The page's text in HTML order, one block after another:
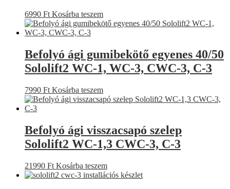
6990 Ft Kosárba teszem
Befolyó ági gumibekötő egyenes 40/50
Sololift2 WC-1, WC-3, CWC-3, C-3
7990 Ft Kosárba teszem
Befolyó ági visszacsapó szelep
Sololift2 WC-1,3 CWC-3, C-3
21990 Ft Kosárba teszem